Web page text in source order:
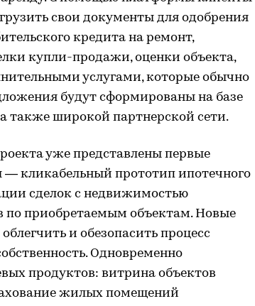
свои документы для одобрения
кредита на ремонт,
купли-продажи, оценки объекта,
услугами, которые обычно
будут сформированы на базе
также широкой партнерской сети.
уже представлены первые
— кликабельный прототип ипотечного
сделок с недвижимостью
по приобретаемым объектам. Новые
и обезопасить процесс
Одновременно
продуктов: витрина объектов
жилых помещений